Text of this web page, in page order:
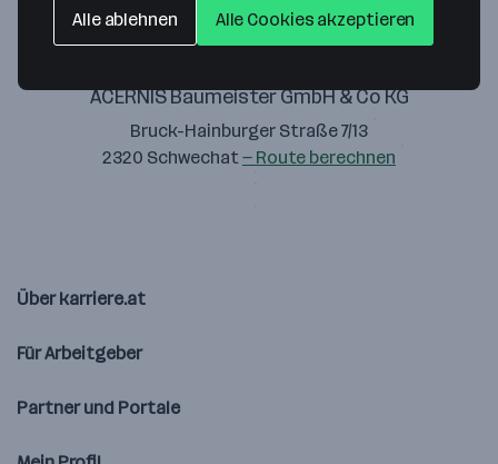
ACERNIS Baumeister GmbH & Co KG
Bruck-Hainburger Straße 7/13
2320 Schwechat— Route berechnen
Über karriere.at
Für Arbeitgeber
Partner und Portale
Alle ablehnen Alle Cookies akzeptieren